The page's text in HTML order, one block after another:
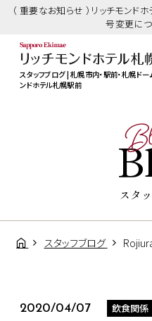
（ 重要なお知らせ ）リッチモン
号変更に
スタッフブログ | 札幌市内・駅前・札幌ドー
ンドホテル札幌駅前
スタ
スタッフブログ
2020/04/07 飲食関係